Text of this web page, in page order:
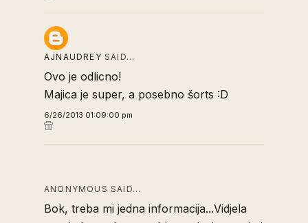
AJNAUDREY SAID…
Ovo je odlicno!
Majica je super, a posebno šorts :D
6/26/2013 01:09:00 pm
ANONYMOUS SAID…
Bok, treba mi jedna informacija...Vidjela